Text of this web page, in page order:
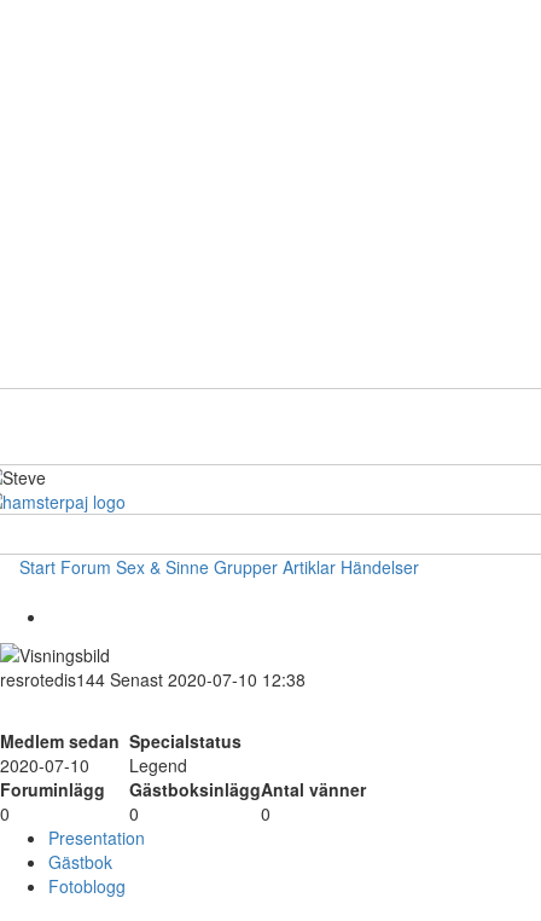
Start Forum Sex & Sinne Grupper Artiklar Händelser
resrotedis144 Senast 2020-07-10 12:38
Medlem sedan Specialstatus
2020-07-10
Legend
Foruminlägg
GästboksinläggAntal vänner
0
0
0
Presentation
Gästbok
Fotoblogg